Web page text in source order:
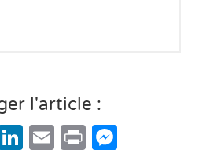
l'article :
Twitter
LinkedIn
EmailPrint